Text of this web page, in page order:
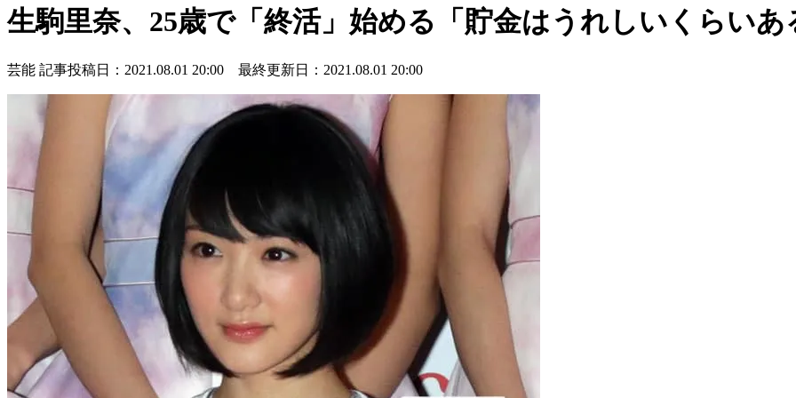
生駒里奈、25歳で「終活」始める「貯金はうれしいくらいあ
芸能 記事投稿日：2021.08.01 20:00 最終更新日：2021.08.01 20:00